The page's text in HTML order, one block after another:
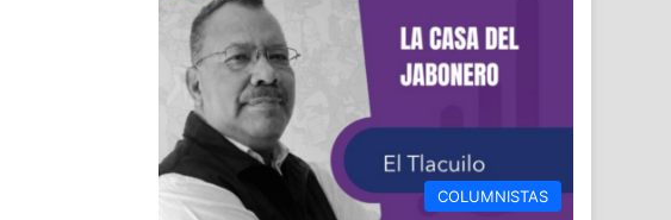
COLUMNISTAS